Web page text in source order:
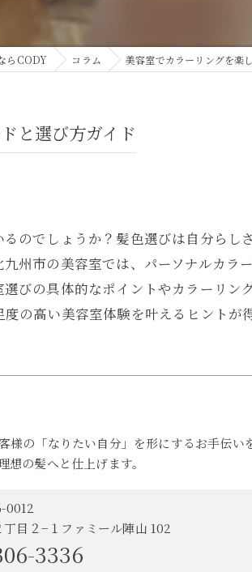
らCODY コラム 美容室でカラーリングを楽
と選び方ガイド
のでしょうか？髪色選びは自分らし
州市の美容室では、パーソナルカラ
びの具体的なポイントやカラーリン
の高い美容室体験を叶えるヒントが得
の「なりたい自分」を形にするお手伝い
の髪へと仕上げます。
0012
目２−１ファミール陣山 102
3336